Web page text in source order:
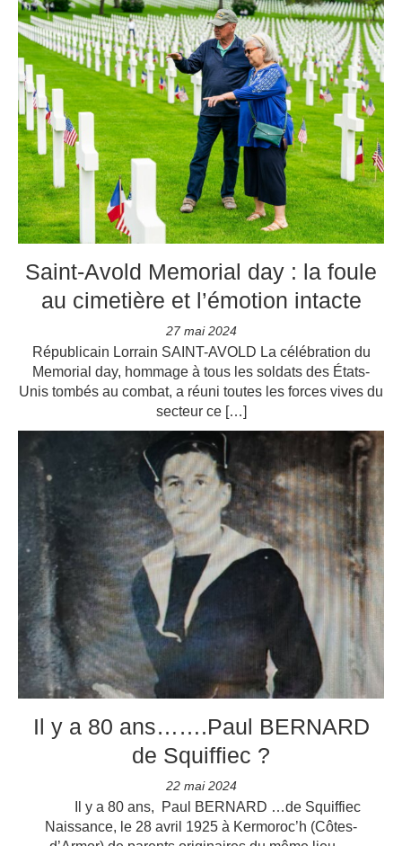
Saint-Avold Memorial day : la foule
au cimetière et l’émotion intacte
27 mai 2024
Républicain Lorrain SAINT-AVOLD La célébration du
Memorial day, hommage à tous les soldats des États-
Unis tombés au combat, a réuni toutes les forces vives du
secteur ce […]
Il y a 80 ans…….Paul BERNARD
de Squiffiec ?
22 mai 2024
Il y a 80 ans, Paul BERNARD …de Squiffiec
Naissance, le 28 avril 1925 à Kermoroc’h (Côtes-